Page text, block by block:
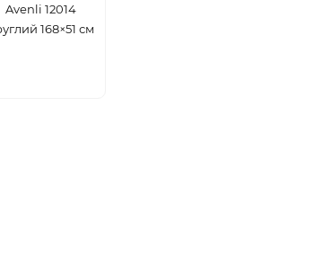
Avenli 12014
168×51 см